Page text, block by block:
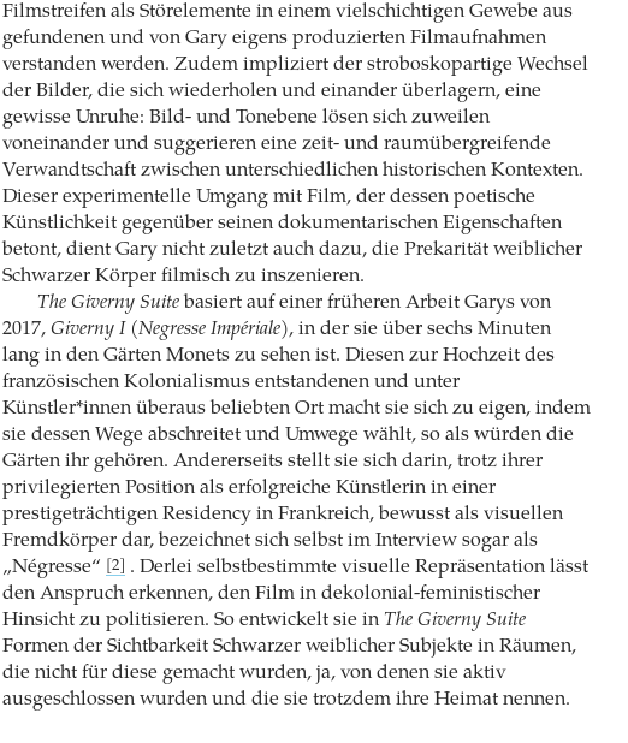
Filmstreifen als Störelemente in einem vielschichtigen Gewebe aus
gefundenen und von Gary eigens produzierten Filmaufnahmen
verstanden werden. Zudem impliziert der stroboskopartige Wechsel
der Bilder, die sich wiederholen und einander überlagern, eine
gewisse Unruhe: Bild- und Tonebene lösen sich zuweilen
voneinander und suggerieren eine zeit- und raumübergreifende
Verwandtschaft zwischen unterschiedlichen historischen Kontexten.
Dieser experimentelle Umgang mit Film, der dessen poetische
Künstlichkeit gegenüber seinen dokumentarischen Eigenschaften
betont, dient Gary nicht zuletzt auch dazu, die Prekarität weiblicher
Schwarzer Körper filmisch zu inszenieren.
The Giverny Suitebasiert auf einer früheren Arbeit Garys von
2017, Giverny I (Negresse Impériale), in der sie über sechs Minuten
lang in den Gärten Monets zu sehen ist. Diesen zur Hochzeit des
französischen Kolonialismus entstandenen und unter
Künstler*innen überaus beliebten Ort macht sie sich zu eigen, indem
sie dessen Wege abschreitet und Umwege wählt, so als würden die
Gärten ihr gehören. Andererseits stellt sie sich darin, trotz ihrer
privilegierten Position als erfolgreiche Künstlerin in einer
prestigeträchtigen Residency in Frankreich, bewusst als visuellen
Fremdkörper dar, bezeichnet sich selbst im Interview sogar als
„Négresse“
[2]
. Derlei selbstbestimmte visuelle Repräsentation lässt
den Anspruch erkennen, den Film in dekolonial-feministischer
Hinsicht zu politisieren. So entwickelt sie in The Giverny Suite
Formen der Sichtbarkeit Schwarzer weiblicher Subjekte in Räumen,
die nicht für diese gemacht wurden, ja, von denen sie aktiv
ausgeschlossen wurden und die sie trotzdem ihre Heimat nennen.